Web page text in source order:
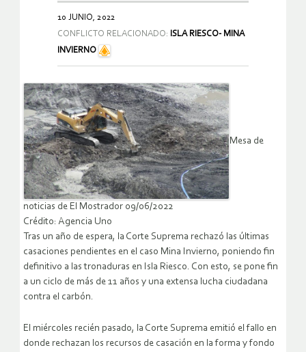
10 JUNIO, 2022
CONFLICTO RELACIONADO: ISLA RIESCO- MINA
INVIERNO
Mesa de
noticias de El Mostrador 09/06/2022
Crédito: Agencia Uno
Tras un año de espera, la Corte Suprema rechazó las últimas
casaciones pendientes en el caso Mina Invierno, poniendo fin
definitivo a las tronaduras en Isla Riesco. Con esto, se pone fin
a un ciclo de más de 11 años y una extensa lucha ciudadana
contra el carbón.
El miércoles recién pasado, la Corte Suprema emitió el fallo en
donde rechazan los recursos de casación en la forma y fondo